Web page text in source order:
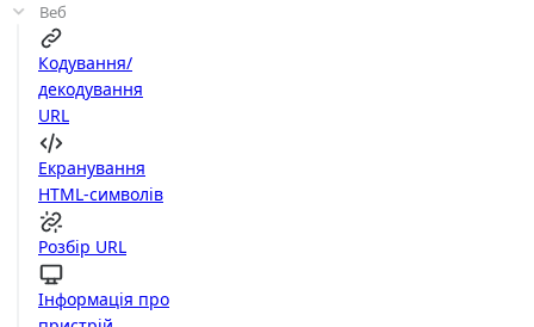
Веб
Кодування/
декодування
URL
Екранування
HTML-символів
Розбір URL
Інформація про